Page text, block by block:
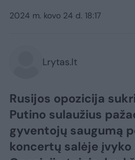
2024 m. kovo 24 d. 18:17
Lrytas.lt
Rusijos opozicija
Putino sulaužius
gyventojų saugumą
koncertų salėje